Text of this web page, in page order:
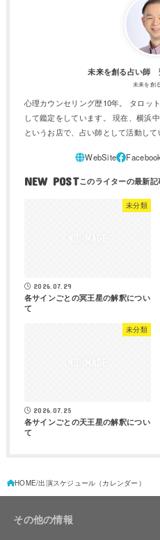
未来を創る占い師
未来を創
心理カウンセリング歴10年。 タロッ
して鑑定をしています。 現在、横浜
というお店で、占い師として活動して
NEW POST
未分類
2026.07.29
各サインごとの冥王星の解釈につい
て
未分類
2026.07.25
各サインごとの天王星の解釈につい
て
HOME 出演スケジュール（カレンダー）
その他の情報